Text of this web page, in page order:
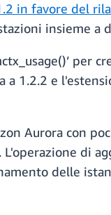
in favore del
insieme a
per
1.2.2 e
Aurora con
di
delle